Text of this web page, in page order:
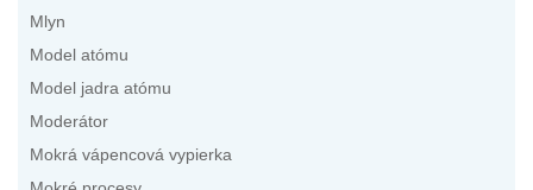
Mlyn
Model atómu
Model jadra atómu
Moderátor
Mokrá vápencová vypierka